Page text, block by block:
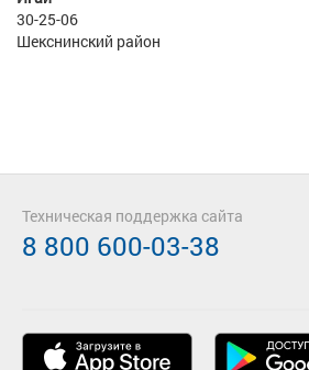
30-25-06
Шекснинский район
Техническая поддержка сайта
8 800 600-03-38